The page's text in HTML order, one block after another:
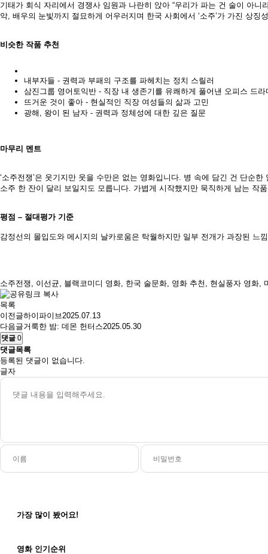
기태가 회식 자리에서 경쟁사 임원과 나란히 앉아 “우리가 파는 건 술이 아
악, 배우의 눈빛까지 절묘하게 어우러지며 한국 사회에서 ‘소주’가 가진 상징
비슷한 작품 추천
내부자들 - 권력과 부패의 구조를 파헤치는 정치 스릴러
삼진그룹 영어토익반 - 직장 내 생존기를 유쾌하게 풀어낸 오피스 드라
뜨거운 것이 좋아 - 현실적인 직장 여성들의 삶과 고민
광해, 왕이 된 남자 - 권력과 정체성에 대한 깊은 질문
마무리 멘트
‘소주전쟁’은 웃기지만 웃을 수만은 없는 영화입니다. 병 속에 담긴 건 단순
소주 한 잔이 달리 보일지도 모릅니다. 가볍게 시작했지만 묵직하게 남는 작
평점 – 절대평가 기준
감정선의 몰입도와 메시지의 날카로움은 탁월하지만 일부 전개가 과장된 느
소주전쟁, 이선균, 블랙코미디 영화, 한국 술문화, 영화 추천, 현실풍자 영화,
목록
이전글하이파이브2025.07.13
다음글거룩한 밤: 데몬 헌터스2025.05.30
댓글 0
댓글목록
등록된 댓글이 없습니다.
글자
가장 많이 봤어요!
군체
영화인기순위
왕과 사는 남자